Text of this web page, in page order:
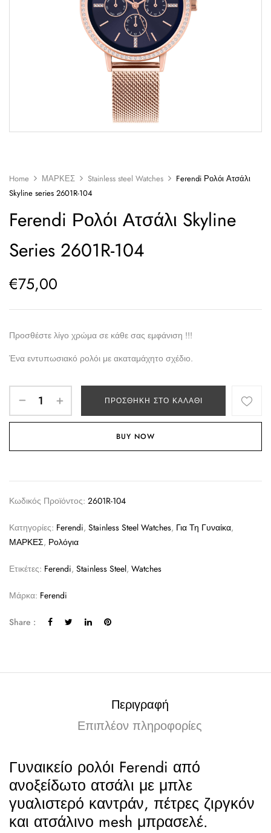
Home ΜΑΡΚΕΣ Stainless steel Watches
Ferendi Ρολόι Ατσάλι
Skyline series 2601R-104
Ferendi Ρολόι Ατσάλι Skyline
Series 2601R-104
€75,00
Προσθέστε λίγο χρώμα σε κάθε σας εμφάνιση !!!
Ένα εντυπωσιακό ρολόι με ακαταμάχητο σχέδιο.
ΠΡΟΣΘΉΚΗ ΣΤΟ ΚΑΛΆΘΙ
BUY NOW
Κωδικός Προϊόντος: 2601R-104
Κατηγορίες: Ferendi, Stainless Steel Watches, Για Τη Γυναίκα,
ΜΑΡΚΕΣ, Ρολόγια
Ετικέτες: Ferendi, Stainless Steel, Watches
Μάρκα: Ferendi
Share :
Περιγραφή
Επιπλέον πληροφορίες
Γυναικείο ρολόι Ferendi από
ανοξείδωτο ατσάλι με μπλε
γυαλιστερό καντράν, πέτρες ζιργκόν
και ατσάλινο mesh μπρασελέ.